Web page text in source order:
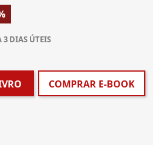
3 DIAS ÚTEIS
COMPRAR E-BOOK